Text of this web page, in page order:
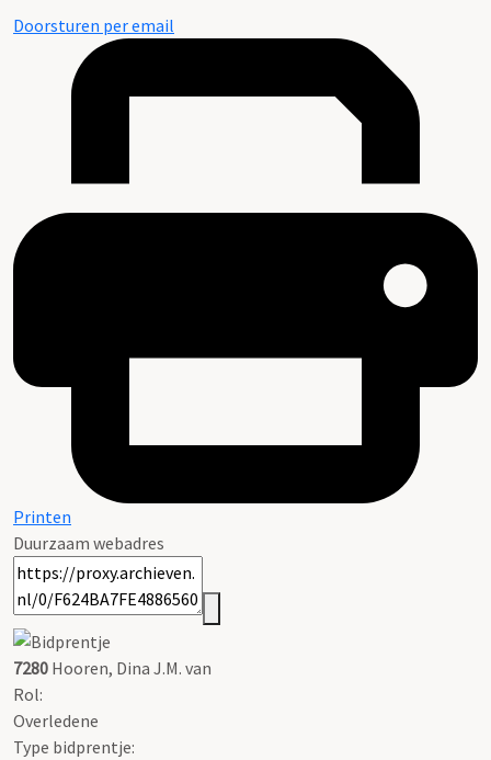
Doorsturen per email
Printen
Duurzaam webadres
7280 Hooren, Dina J.M. van
Rol:
Overledene
Type bidprentje: